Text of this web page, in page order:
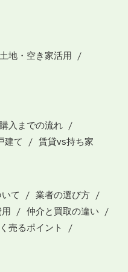
土地・空き家活用
購入までの流れ
建て 賃貸vs持ち家
て
業者の選び方
仲介と買取の違い
売るポイント